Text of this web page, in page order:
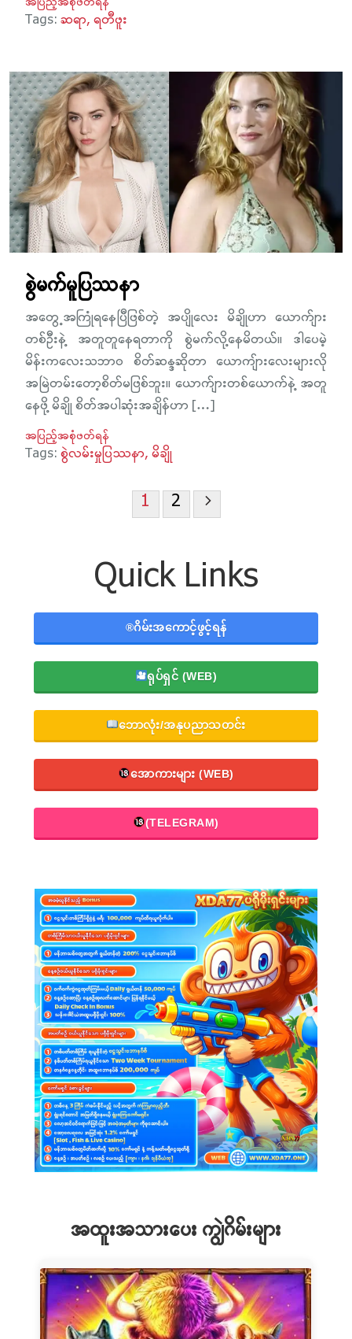
Tags:ဆရာ ရတီဖူး
စွဲမက်မူပြဿနာ
အတွေ့အကြုံရနေပြီဖြစ်တဲ့ အပျိုလေး မိချိုဟာ ယောက်ျား
တစ်ဦးနဲ့ အတူတူနေရတာကို စွဲမက်လို့နေမိတယ်။ ဒါပေမဲ့
မိန်းကလေးသဘာ၀ စိတ်ဆန္ဒဆိုတာ ယောကျ်ားလေးများလို
အမြဲတမ်းတော့စိတ်မဖြစ်ဘူး။ ယောက်ျားတစ်ယောက်နဲ့ အတူ
နေဖို့ မိချို စိတ်အပါဆုံးအချိန်ဟာ […]
အပြည့်အစုံဖတ်ရန်
Tags:စွဲလမ်းမှုပြဿနာ မိချို
pagination
1 2
Quick Links
®️ဂိမ်းအကောင့်ဖွင့်ရန်
ရုပ်ရှင် (WEB)
ဘောလုံး/အနုပညာသတင်း
အောကားများ (WEB)
(TELEGRAM)
အထူးအသားပေး ကျွဲဂိမ်းများ